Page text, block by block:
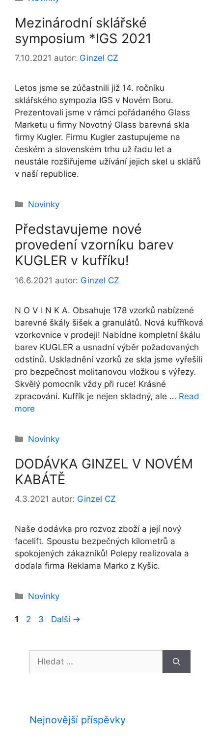
Mezinárodní sklářské
symposium *IGS 2021
7.10.2021 autor: Ginzel CZ
Letos jsme se zúčastnili již 14. ročníku
sklářského sympozia IGS v Novém Boru.
Prezentovali jsme v rámci pořádaného Glass
Marketu u firmy Novotný Glass barevná skla
firmy Kugler. Firmu Kugler zastupujeme na
českém a slovenském trhu už řadu let a
neustále rozšiřujeme užívání jejich skel u sklářů
v naší republice.
Rubriky
Novinky
Představujeme nové
provedení vzorníku barev
KUGLER v kufříku!
16.6.2021 autor: Ginzel CZ
N O V I N K A. Obsahuje 178 vzorků nabízené
barevné škály šišek a granulátů. Nová kufříková
vzorkovnice v prodeji! Nabídne kompletní škálu
barev KUGLER a usnadní výběr požadovaných
odstínů. Uskladnění vzorků ze skla jsme vyřešili
pro bezpečnost molitanovou vložkou s výřezy.
Skvělý pomocník vždy při ruce! Krásné
zpracování. Kufřík je nejen skladný, ale … Read
more
Rubriky
Novinky
DODÁVKA GINZEL V NOVÉM
KABÁTĚ
4.3.2021 autor: Ginzel CZ
Naše dodávka pro rozvoz zboží a její nový
facelift. Spoustu bezpečných kilometrů a
spokojených zákazníků! Polepy realizovala a
dodala firma Reklama Marko z Kyšic.
Rubriky
Novinky
Stránka
1 Stránka
2 Stránka
3 Další →
Hledat:
Nejnovější příspěvky